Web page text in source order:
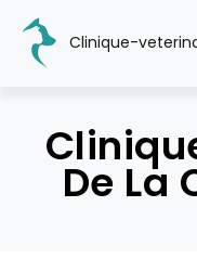
Clinique-
De La